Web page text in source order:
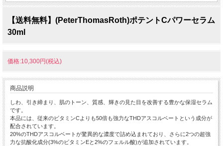
【送料無料】(PeterThomasRoth)ポテントCパワーセラム
30ml
価格:10,300円(税込)
商品説明
しわ、引き締まり、肌のトーン、質感、輝きの見た目を改善する豊かな保湿セラム
です。
本品には、従来のビタミンCよりも50倍も強力なTHDアスコルベートという成分が
配合されています。
20%のTHDアスコルベートが驚異的な濃度で詰め込まれており、さらに2つの超強
力な抗酸化成分(3%のビタミンEと2%のフェルル酸)が追加されています。